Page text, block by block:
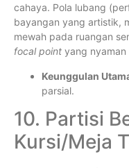
cahaya. Pola lubang
bayangan yang artistik,
mewah pada ruangan
focal point yang
Keunggulan
parsial.
10. Partisi
Kursi/Meja